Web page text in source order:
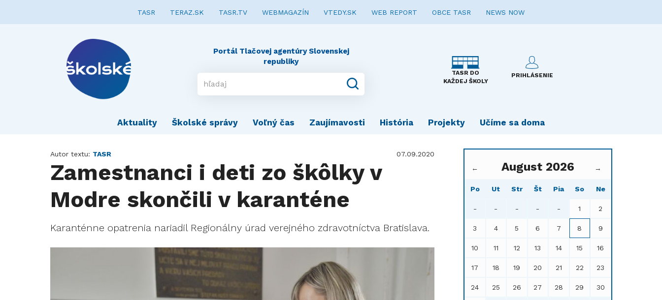
TASR TERAZ.SK TASR.TV WEBMAGAZÍN VTEDY.SK WEB REPORT OBCE TASR NEWS NOW
Portál Tlačovej agentúry Slovenskej
republiky
TASR DO
KAŽDEJ ŠKOLY
PRIHLÁSENIE
Aktuality Školské správy Voľný čas Zaujímavosti História Projekty Učíme sa doma
Autor textu: TASR 07.09.2020
Zamestnanci i deti zo škôlky v
Modre skončili v karanténe
Karanténne opatrenia nariadil Regionálny úrad verejného zdravotníctva Bratislava.
← August 2026 →
Po Ut Str Št Pia So Ne
- - - - - 1 2
3 4 5 6 7 8 9
10 11 12 13 14 15 16
17 18 19 20 21 22 23
24 25 26 27 28 29 30